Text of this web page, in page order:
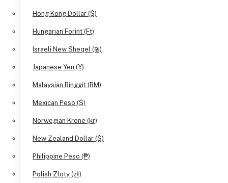
Hong Kong Dollar ($)
Hungarian Forint (Ft)
Israeli New Sheqel (₪)
Japanese Yen (¥)
Malaysian Ringgit (RM)
Mexican Peso ($)
Norwegian Krone (kr)
New Zealand Dollar ($)
Philippine Peso (₱)
Polish Zloty (zł)